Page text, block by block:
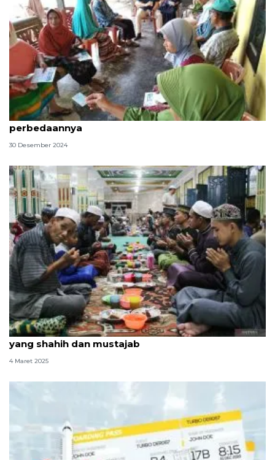
Apa itu BPJS PBI dan Non-PBI? Ini penjelasan dan
perbedaannya
30 Desember 2024
Mengenal bacaan doa berbuka puasa Ramadhan
yang shahih dan mustajab
4 Maret 2025